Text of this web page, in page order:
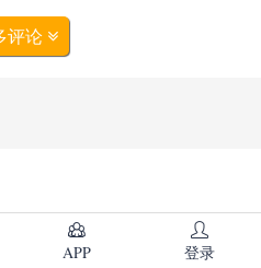
评论
APP 登录